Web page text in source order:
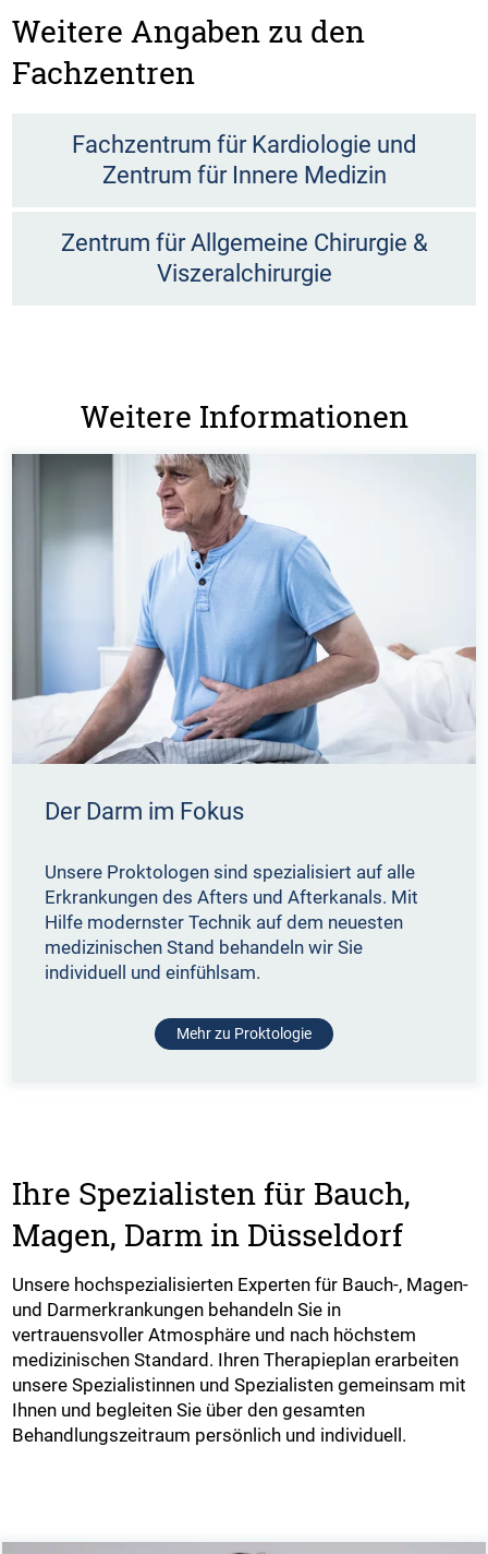
Weitere Angaben zu den
Fachzentren
Fachzentrum für Kardiologie und
Zentrum für Innere Medizin
Zentrum für Allgemeine Chirurgie &
Viszeralchirurgie
Weitere Informationen
Der Darm im Fokus
Unsere Proktologen sind spezialisiert auf alle
Erkrankungen des Afters und Afterkanals. Mit
Hilfe modernster Technik auf dem neuesten
medizinischen Stand behandeln wir Sie
individuell und einfühlsam.
Mehr zu Proktologie
Ihre Spezialisten für Bauch,
Magen, Darm in Düsseldorf
Unsere hochspezialisierten Experten für Bauch-, Magen-
und Darmerkrankungen behandeln Sie in
vertrauensvoller Atmosphäre und nach höchstem
medizinischen Standard. Ihren Therapieplan erarbeiten
unsere Spezialistinnen und Spezialisten gemeinsam mit
Ihnen und begleiten Sie über den gesamten
Behandlungszeitraum persönlich und individuell.